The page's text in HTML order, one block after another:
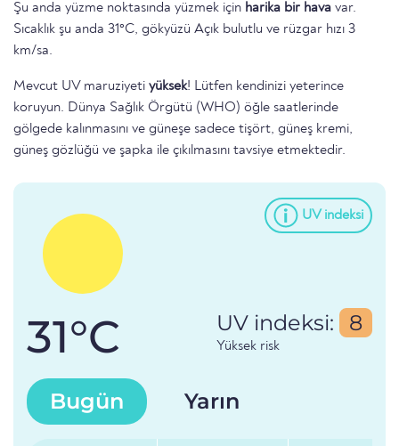
Şu anda yüzme noktasında yüzmek için harika bir hava var.
Sıcaklık şu anda 31°C, gökyüzü Açık bulutlu ve rüzgar hızı 3
km/sa.
Mevcut UV maruziyeti yüksek! Lütfen kendinizi yeterince
koruyun. Dünya Sağlık Örgütü (WHO) öğle saatlerinde
gölgede kalınmasını ve güneşe sadece tişört, güneş kremi,
güneş gözlüğü ve şapka ile çıkılmasını tavsiye etmektedir.
UV indeksi
31°C UV indeksi: 8
Yüksek risk
Bugün Yarın